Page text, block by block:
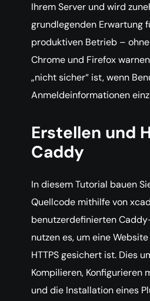
Ihrem Server und wird
grundlegenden Erwartung
produktiven Betrieb – ohne
Chrome und Firefox
„nicht sicher“ ist, wenn
Anmeldeinformationen
Erstellen und
Caddy
In diesem Tutorial bauen
Quellcode mithilfe von
benutzerdefinierten
nutzen es, um eine
HTTPS gesichert ist. Dies
Kompilieren, Konfigurieren
und die Installation eines